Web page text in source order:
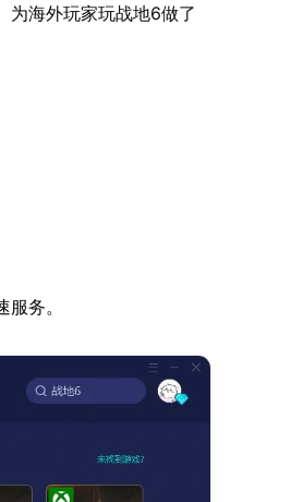
为海外玩家玩战地6做了
务。